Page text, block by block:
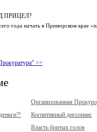
ПРИЦЕЛ?
года начать в Приморском крае
>>
Организованная
Когнитивный диссонанс
Власть бритых голов